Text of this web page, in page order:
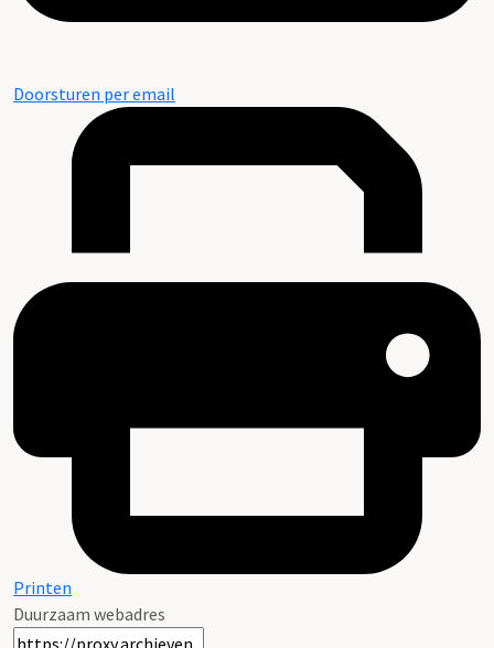
Doorsturen per email
Printen
Duurzaam webadres